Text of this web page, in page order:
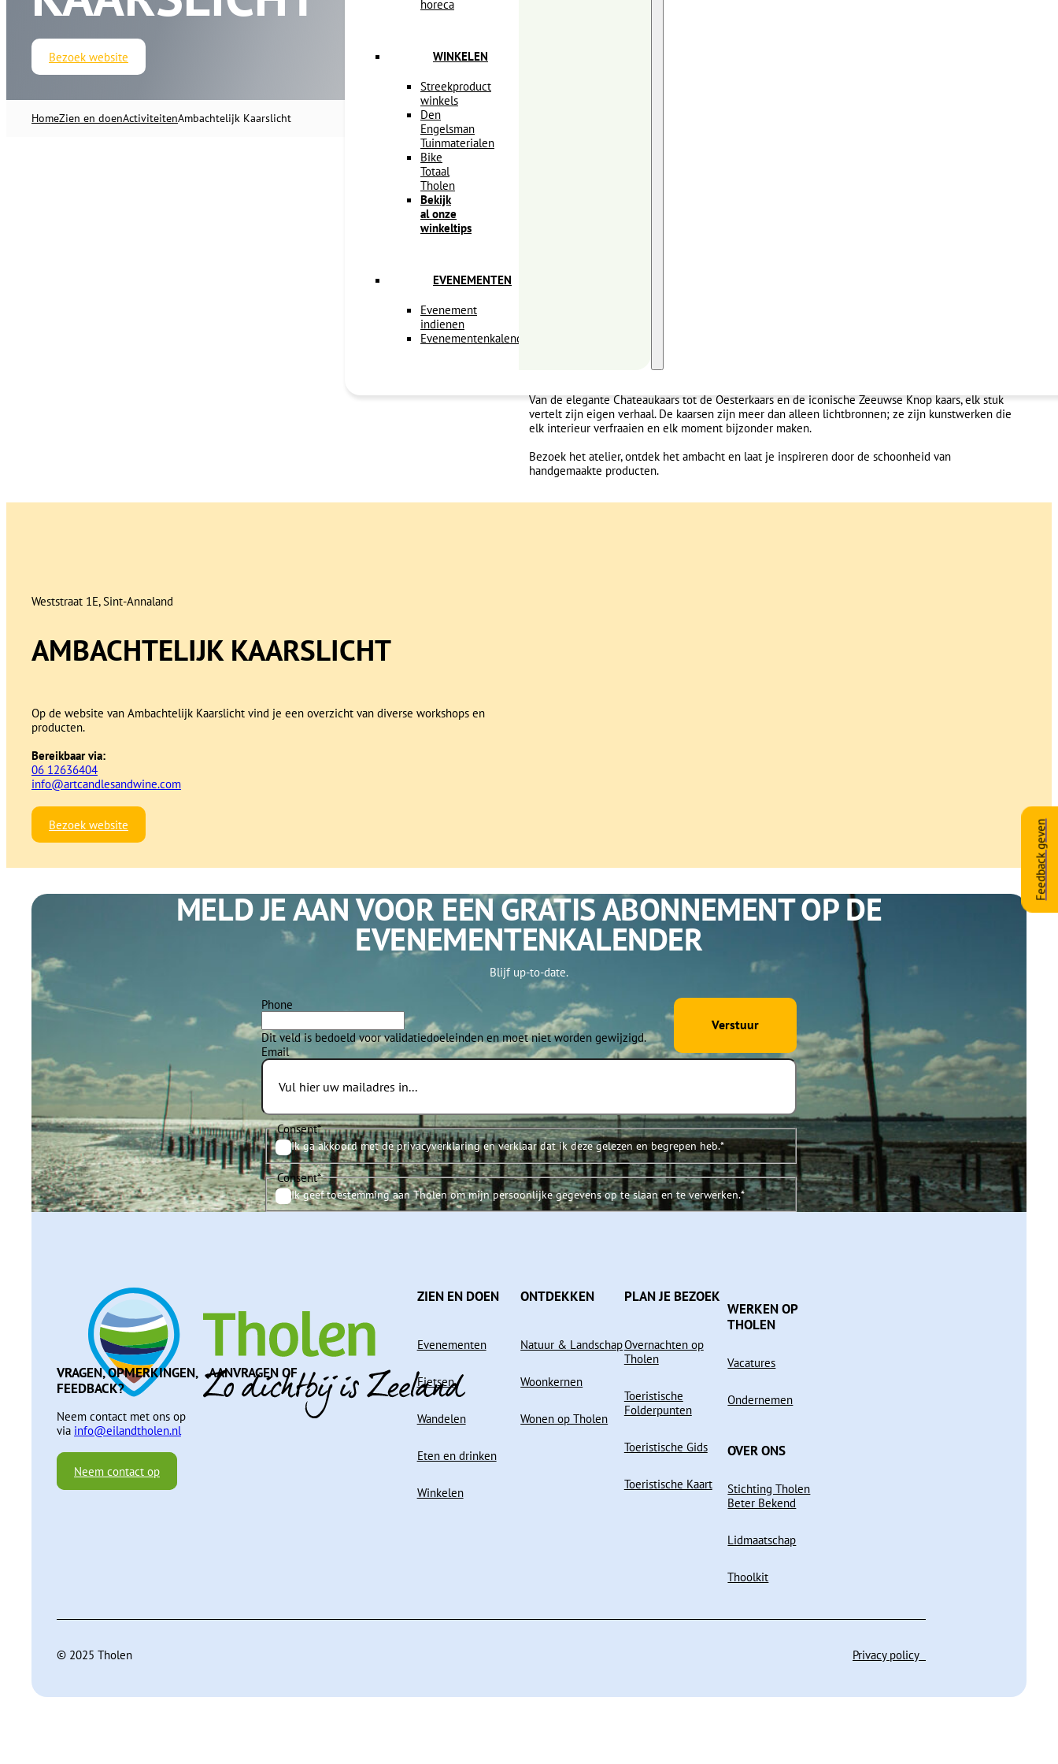
horeca
WINKELEN
Streekproduct
winkels
Den
Engelsman
Tuinmaterialen
Bike
Totaal
Tholen
Bekijk
al onze
winkeltips
EVENEMENTEN
Evenement
indienen
Evenementenkalender
Bezoek website
HomeZien en doenActiviteitenAmbachtelijk Kaarslicht
materialen gebruikt om kaarsen te maken die prachtig branden en een tijdloze charme uitstralen.
Van de elegante Chateaukaars tot de Oesterkaars en de iconische Zeeuwse Knop kaars, elk stuk
vertelt zijn eigen verhaal. De kaarsen zijn meer dan alleen lichtbronnen; ze zijn kunstwerken die
elk interieur verfraaien en elk moment bijzonder maken.
Bezoek het atelier, ontdek het ambacht en laat je inspireren door de schoonheid van
handgemaakte producten.
Weststraat 1E, Sint-Annaland
AMBACHTELIJK KAARSLICHT
Op de website van Ambachtelijk Kaarslicht vind je een overzicht van diverse workshops en
producten.
Bereikbaar via:
06 12636404
info@artcandlesandwine.com
Bezoek website
MELD JE AAN VOOR EEN GRATIS ABONNEMENT OP DE
EVENEMENTENKALENDER
Blijf up-to-date.
Phone
Dit veld is bedoeld voor validatiedoeleinden en moet niet worden gewijzigd.
Email
Consent*
Ik ga akkoord met de privacyverklaring en verklaar dat ik deze gelezen en begrepen heb.*
Consent*
Ik geef toestemming aan Tholen om mijn persoonlijke gegevens op te slaan en te verwerken.*
VRAGEN, OPMERKINGEN, AANVRAGEN OF
FEEDBACK?
Neem contact met ons op
via info@eilandtholen.nl
Neem contact op
ZIEN EN DOEN
Evenementen
Fietsen
Wandelen
Eten en drinken
Winkelen
ONTDEKKEN
Natuur & Landschap
Woonkernen
Wonen op Tholen
PLAN JE BEZOEK
Overnachten op
Tholen
Toeristische
Folderpunten
Toeristische Gids
Toeristische Kaart
WERKEN OP
THOLEN
Vacatures
Ondernemen
OVER ONS
Stichting Tholen
Beter Bekend
Lidmaatschap
Thoolkit
© 2025 Tholen Privacy policy
Feedback geven